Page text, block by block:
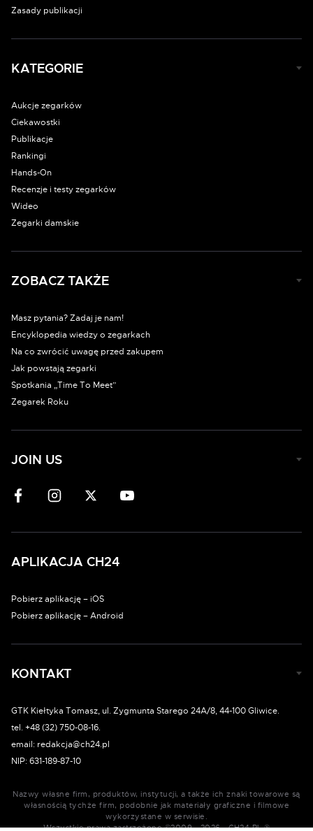
Zasady publikacji
KATEGORIE
Aukcje zegarków
Ciekawostki
Publikacje
Rankingi
Hands-On
Recenzje i testy zegarków
Wideo
Zegarki damskie
ZOBACZ TAKŻE
Masz pytania? Zadaj je nam!
Encyklopedia wiedzy o zegarkach
Na co zwrócić uwagę przed zakupem
Jak powstają zegarki
Spotkania „Time To Meet”
Zegarek Roku
JOIN US
APLIKACJA CH24
Pobierz aplikację – iOS
Pobierz aplikację – Android
KONTAKT
GTK Kiełtyka Tomasz, ul. Zygmunta Starego 24A/8, 44-100 Gliwice.
tel. +48 (32) 750-08-16.
email: redakcja@ch24.pl
NIP: 631-189-87-10
Nazwy własne firm, produktów, instytucji, a także ich znaki towarowe są
własnością tychże firm, podobnie jak materiały graficzne i filmowe
wykorzystane w serwisie.
Wszystkie prawa zastrzeżone ©2009 - 2026 - CH24.PL ®